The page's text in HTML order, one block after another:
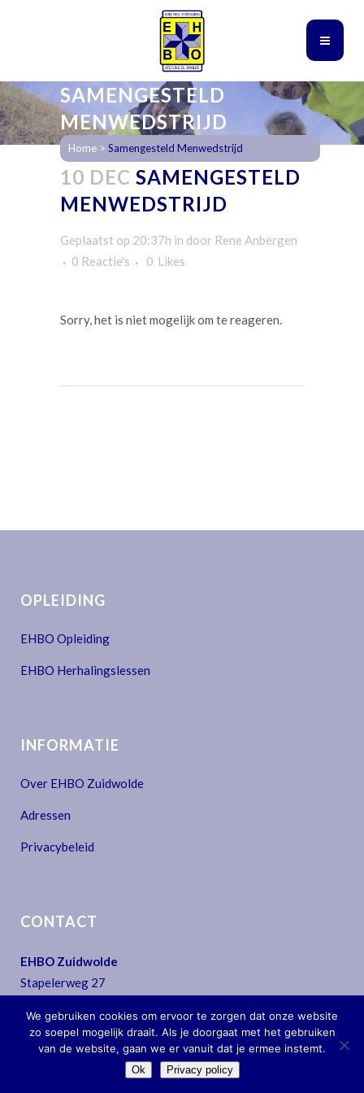
SAMENGESTELD
MENWEDSTRIJD
Home > Samengesteld Menwedstrijd
10 DEC SAMENGESTELD
MENWEDSTRIJD
Geplaatst op 20:37h in door Rene Anbergen
0 Reactie's
0 Likes
Sorry, het is niet mogelijk om te reageren.
OPLEIDING
EHBO Opleiding
EHBO Herhalingslessen
INFORMATIE
Over EHBO Zuidwolde
Adressen
Privacybeleid
CONTACT
EHBO Zuidwolde
Stapelerweg 27
T:0522 - 44 30 07
secretariaat@ehbo-zuidwolde.nl
We gebruiken cookies om ervoor te zorgen dat onze website
zo soepel mogelijk draait. Als je doorgaat met het gebruiken
van de website, gaan we er vanuit dat je ermee instemt.
Ok Privacy policy